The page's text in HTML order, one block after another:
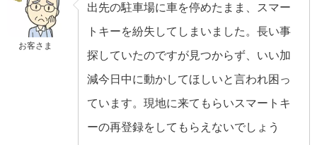
お客さま
出先の駐車場に車を停めたまま、スマー
トキーを紛失してしまいました。長い事
探していたのですが見つからず、いい加
減今日中に動かしてほしいと言われ困っ
ています。現地に来てもらいスマートキ
ーの再登録をしてもらえないでしょう